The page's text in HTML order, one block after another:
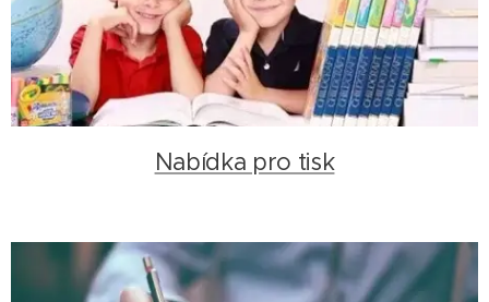
Nabídka pro tisk